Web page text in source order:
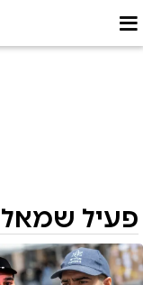
פעיל שמאל